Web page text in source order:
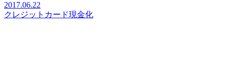
2017.06.22
クレジットカード現金化